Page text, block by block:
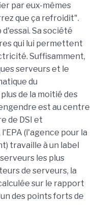
par eux-mêmes
que ça refroidit".
d'essai. Sa société
qui lui permettent
Suffisamment,
serveurs et le
du
de la moitié des
est au centre
de DSI et
(l'agence pour la
travaille à un label
les plus
de serveurs, la
sur le rapport
des points forts de